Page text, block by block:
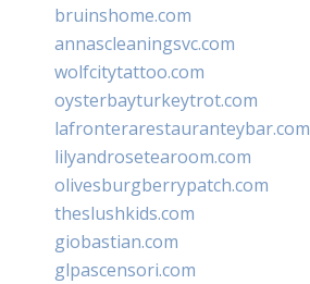
bruinshome.com
annascleaningsvc.com
wolfcitytattoo.com
oysterbayturkeytrot.com
lafronterarestauranteybar.com
lilyandrosetearoom.com
olivesburgberrypatch.com
theslushkids.com
giobastian.com
glpascensori.com